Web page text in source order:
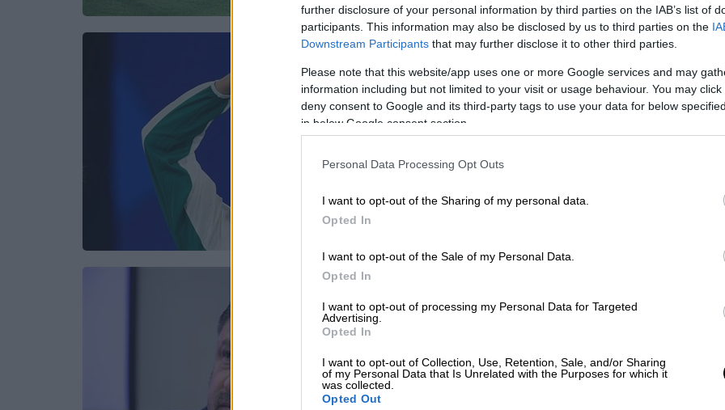
further disclosure of your personal information by third parties on the IAB’s list of
participants. This information may also be disclosed by us to third parties on the
Downstream Participants that may further disclose it to other third parties.
Please note that this website/app uses one or more Google services and may
information including but not limited to your visit or usage behaviour. You may
deny consent to Google and its third-party tags to use your data for below
in below Google consent section.
Personal Data Processing Opt Outs
I want to opt-out of the Sharing of my personal data.
Opted In
I want to opt-out of the Sale of my Personal Data.
Opted In
I want to opt-out of processing my Personal Data for Targeted
Advertising.
Opted In
I want to opt-out of Collection, Use, Retention, Sale, and/or Sharing
of my Personal Data that Is Unrelated with the Purposes for which it
was collected.
Opted Out
Ιμάν Κελίφ: Η Ολυμπιονίκης της
Αλγερίας γίνεται κεντρικό
πρόσωπο ινστιτούτου ομορφιάς
Χαρδαλιάς: Οι αξίες της πίστης
μας, είναι το θεμέλιο για να πάμε
Ο κ. Χαρδαλιάς στο μήνυμά του
τόνισε ακόμα ότι «η γιορτή της